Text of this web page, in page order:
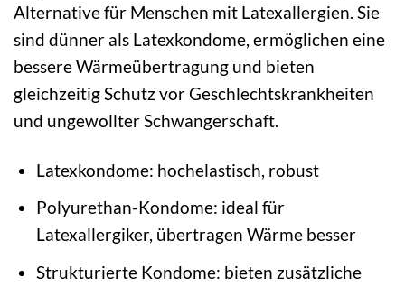
Alternative für Menschen mit Latexallergien. Sie
sind dünner als Latexkondome, ermöglichen eine
bessere Wärmeübertragung und bieten
gleichzeitig Schutz vor Geschlechtskrankheiten
und ungewollter Schwangerschaft.
Latexkondome: hochelastisch, robust
Polyurethan-Kondome: ideal für
Latexallergiker, übertragen Wärme besser
Strukturierte Kondome: bieten zusätzliche